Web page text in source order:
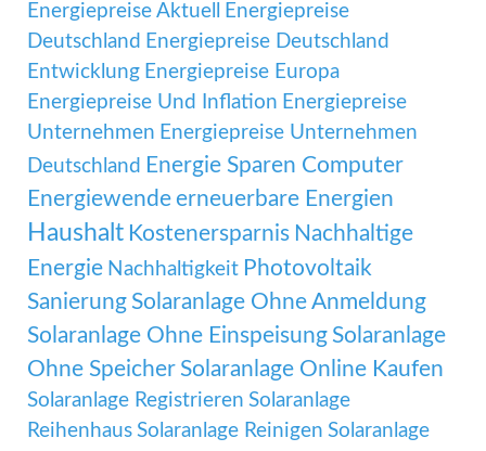
Energiepreise Aktuell
Energiepreise
Deutschland Energiepreise Deutschland
Entwicklung Energiepreise Europa
Energiepreise Und Inflation Energiepreise
Unternehmen Energiepreise Unternehmen
Deutschland Energie Sparen Computer
Energiewende erneuerbare Energien
Haushalt Kostenersparnis Nachhaltige
Energie Nachhaltigkeit Photovoltaik
Sanierung Solaranlage Ohne Anmeldung
Solaranlage Ohne Einspeisung Solaranlage
Ohne Speicher Solaranlage Online Kaufen
Solaranlage Registrieren Solaranlage
Reihenhaus Solaranlage Reinigen Solaranlage